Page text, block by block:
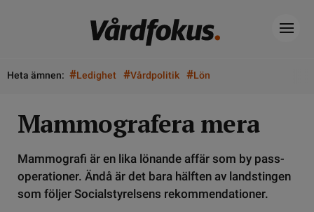
Heta ämnen: #Ledighet #Vårdpolitik #Lön
Mammografera mera
Mammografi är en lika lönande affär som by pass-
operationer. Ändå är det bara hälften av landstingen
som följer Socialstyrelsens rekommendationer.